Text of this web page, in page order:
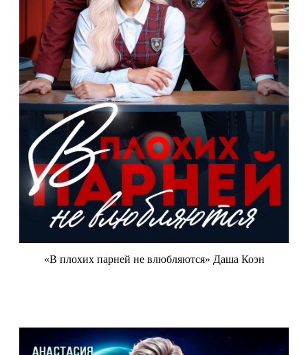
«В плохих парней не влюбляются» Даша Коэн